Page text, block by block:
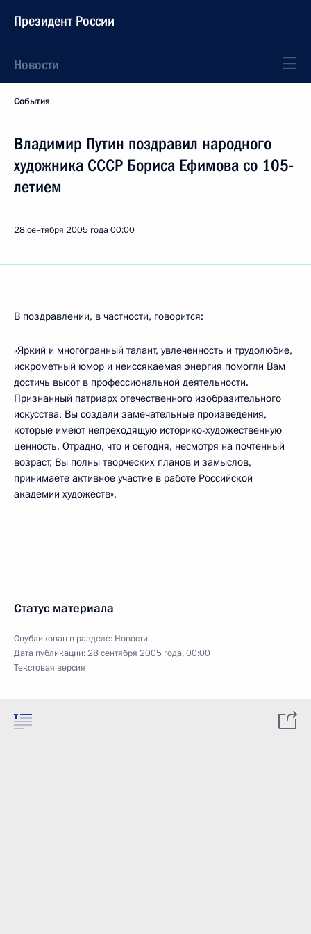
Президент России
Новости
События
Владимир Путин поздравил народного
художника СССР Бориса Ефимова со 105-
летием
28 сентября 2005 года00:00
В поздравлении, в частности, говорится:
«Яркий и многогранный талант, увлеченность и трудолюбие,
искрометный юмор и неиссякаемая энергия помогли Вам
достичь высот в профессиональной деятельности.
Признанный патриарх отечественного изобразительного
искусства, Вы создали замечательные произведения,
которые имеют непреходящую историко-художественную
ценность. Отрадно, что и сегодня, несмотря на почтенный
возраст, Вы полны творческих планов и замыслов,
принимаете активное участие в работе Российской
академии художеств».
Статус материала
Опубликован в разделе: Новости
Дата публикации:28 сентября 2005 года, 00:00
Текстовая версия